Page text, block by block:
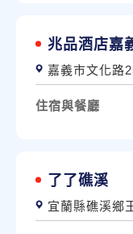
兆品酒店嘉
嘉義市文化路
住宿與餐廳
了了礁溪
宜蘭縣礁溪鄉